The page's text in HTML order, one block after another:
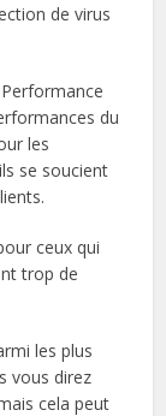
de virus
du
les
se soucient
ceux qui
trop de
les plus
vous direz
cela peut